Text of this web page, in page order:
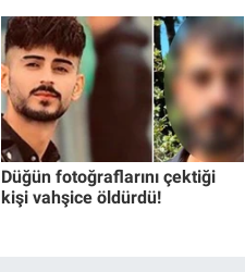
Düğün fotoğraflarını çektiği
kişi vahşice öldürdü!